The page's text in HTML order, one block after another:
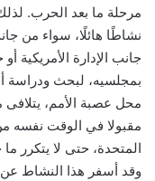
مرحلة ما بعد الحرب.
نشاطًا هائلًا، سواء من
جانب الإدارة
بمجلسيه، لبحث ودراسة
محل عصبة الأمم،
مقبولا في الوقت نفسه
المتحدة، حتى لا يتكرر
وقد أسفر هذا النشاط عن